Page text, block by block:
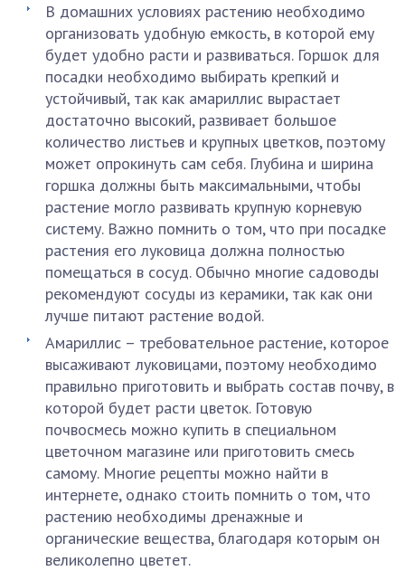
В домашних условиях растению необходимо
организовать удобную емкость, в которой ему
будет удобно расти и развиваться. Горшок для
посадки необходимо выбирать крепкий и
устойчивый, так как амариллис вырастает
достаточно высокий, развивает большое
количество листьев и крупных цветков, поэтому
может опрокинуть сам себя. Глубина и ширина
горшка должны быть максимальными, чтобы
растение могло развивать крупную корневую
систему. Важно помнить о том, что при посадке
растения его луковица должна полностью
помещаться в сосуд. Обычно многие садоводы
рекомендуют сосуды из керамики, так как они
лучше питают растение водой.
Амариллис – требовательное растение, которое
высаживают луковицами, поэтому необходимо
правильно приготовить и выбрать состав почву, в
которой будет расти цветок. Готовую
почвосмесь можно купить в специальном
цветочном магазине или приготовить смесь
самому. Многие рецепты можно найти в
интернете, однако стоить помнить о том, что
растению необходимы дренажные и
органические вещества, благодаря которым он
великолепно цветет.